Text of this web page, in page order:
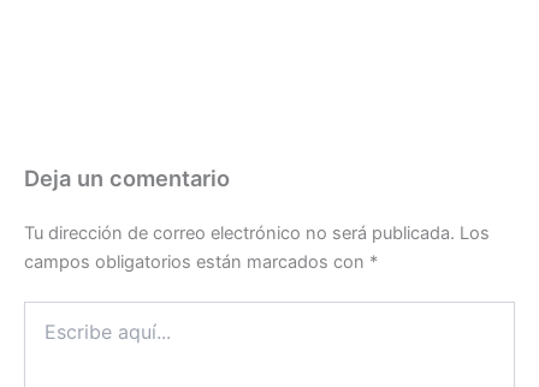
Deja un comentario
Tu dirección de correo electrónico no será publicada. Los
campos obligatorios están marcados con *
aquí...